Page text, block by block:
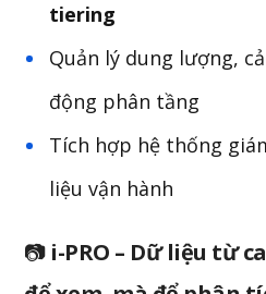
tiering
Quản lý dung lượng,
động phân tầng
Tích hợp hệ thống
liệu vận hành
📷 i-PRO – Dữ liệu từ